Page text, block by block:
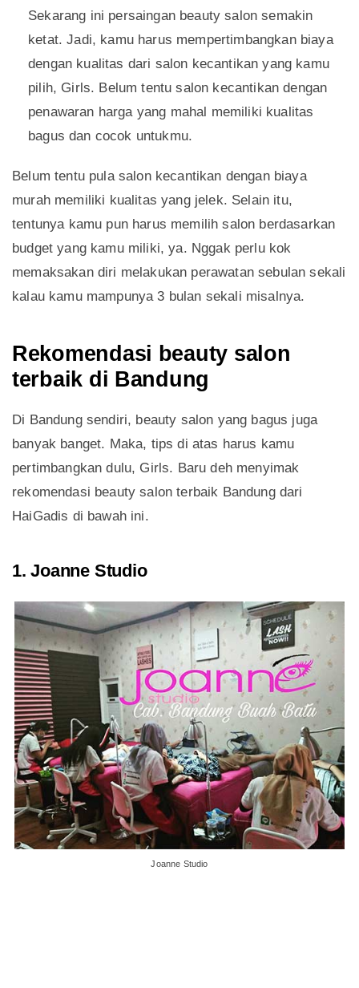
Sekarang ini persaingan beauty salon semakin
ketat. Jadi, kamu harus mempertimbangkan biaya
dengan kualitas dari salon kecantikan yang kamu
pilih, Girls. Belum tentu salon kecantikan dengan
penawaran harga yang mahal memiliki kualitas
bagus dan cocok untukmu.
Belum tentu pula salon kecantikan dengan biaya
murah memiliki kualitas yang jelek. Selain itu,
tentunya kamu pun harus memilih salon berdasarkan
budget yang kamu miliki, ya. Nggak perlu kok
memaksakan diri melakukan perawatan sebulan sekali
kalau kamu mampunya 3 bulan sekali misalnya.
Rekomendasi beauty salon
terbaik di Bandung
Di Bandung sendiri, beauty salon yang bagus juga
banyak banget. Maka, tips di atas harus kamu
pertimbangkan dulu, Girls. Baru deh menyimak
rekomendasi beauty salon terbaik Bandung dari
HaiGadis di bawah ini.
1. Joanne Studio
Joanne Studio